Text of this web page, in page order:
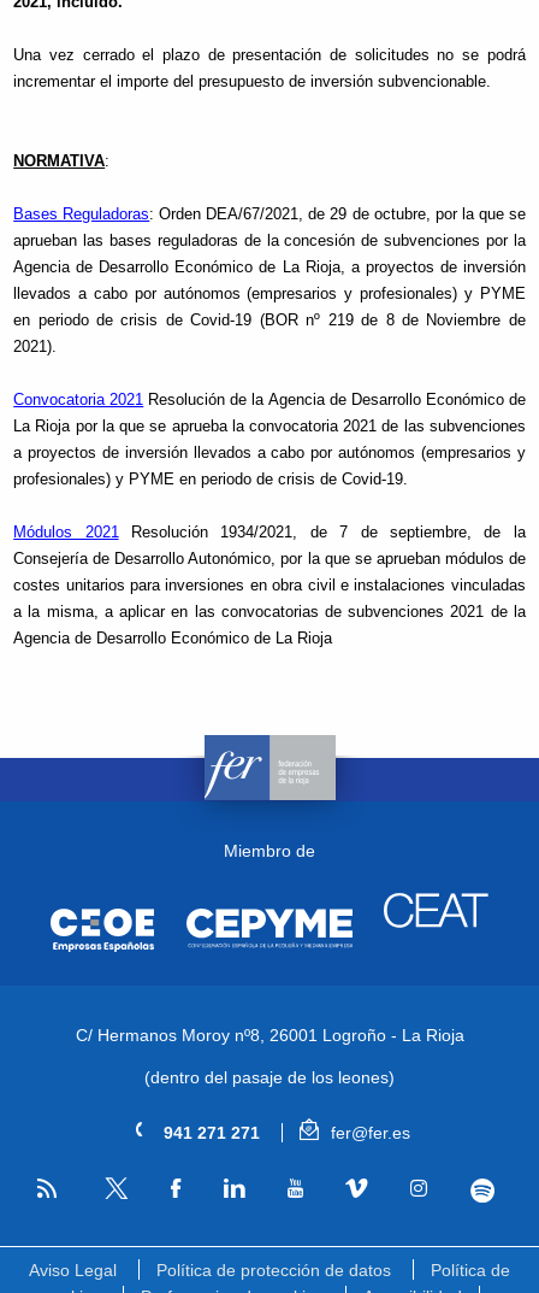
Una vez cerrado el plazo de presentación de solicitudes no se podrá
incrementar el importe del presupuesto de inversión subvencionable.
NORMATIVA:
Bases Reguladoras: Orden DEA/67/2021, de 29 de octubre, por la que se
aprueban las bases reguladoras de la concesión de subvenciones por la
Agencia de Desarrollo Económico de La Rioja, a proyectos de inversión
llevados a cabo por autónomos (empresarios y profesionales) y PYME
en periodo de crisis de Covid-19 (BOR nº 219 de 8 de Noviembre de
2021).
Convocatoria 2021 Resolución de la Agencia de Desarrollo Económico de
La Rioja por la que se aprueba la convocatoria 2021 de las subvenciones
a proyectos de inversión llevados a cabo por autónomos (empresarios y
profesionales) y PYME en periodo de crisis de Covid-19.
Módulos 2021
Resolución 1934/2021, de 7 de septiembre, de la
Consejería de Desarrollo Autonómico, por la que se aprueban módulos de
costes unitarios para inversiones en obra civil e instalaciones vinculadas
a la misma, a aplicar en las convocatorias de subvenciones 2021 de la
Agencia de Desarrollo Económico de La Rioja
Miembro de
C/ Hermanos Moroy nº8, 26001 Logroño - La Rioja
(dentro del pasaje de los leones)
941 271 271 fer@fer.es
RSS
Aviso Legal Política de protección de datos
Política de